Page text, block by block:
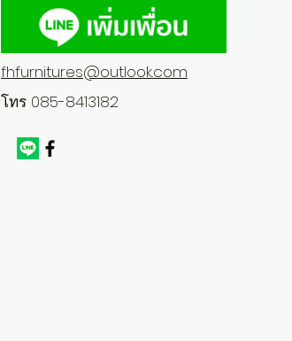
fhfurnitures@outlook.com
โทร 085-8413182